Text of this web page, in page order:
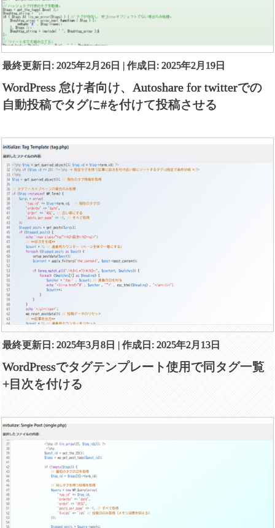
最終更新日: 2025年2月26日 | 作成日: 2025年2月19日
WordPress 怠け者向け、Autoshare for twitterでの
自動投稿でタグに#を付けて投稿させる
最終更新日: 2025年3月8日 | 作成日: 2025年2月13日
WordPressでタグテンプレート使用で同タグ一覧
+目次を付ける